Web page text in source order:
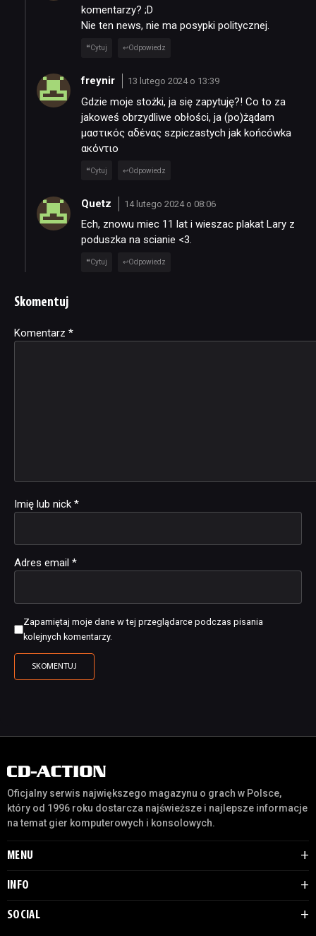
komentarzy? ;D
Nie ten news, nie ma posypki politycznej.
Cytuj Odpowiedz
freynir 13 lutego 2024 o 13:39
Gdzie moje stożki, ja się zapytuję?! Co to za
jakoweś obrzydliwe obłości, ja (po)żądam
μαστικός αδένας szpiczastych jak końcówka
ακόντιο
Cytuj Odpowiedz
Quetz 14 lutego 2024 o 08:06
Ech, znowu miec 11 lat i wieszac plakat Lary z
poduszka na scianie <3.
Cytuj Odpowiedz
Skomentuj
Komentarz *
Imię lub nick *
Adres email *
Zapamiętaj moje dane w tej przeglądarce podczas pisania
kolejnych komentarzy.
Alternative:
Oficjalny serwis największego magazynu o grach w Polsce,
który od 1996 roku dostarcza najświeższe i najlepsze informacje
na temat gier komputerowych i konsolowych.
MENU
INFO
SOCIAL